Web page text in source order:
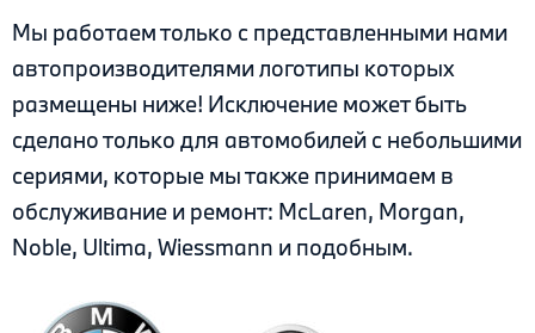
Мы работаем только с представленными нами
автопроизводителями логотипы которых
размещены ниже! Исключение может быть
сделано только для автомобилей с небольшими
сериями, которые мы также принимаем в
обслуживание и ремонт: McLaren, Morgan,
Noble, Ultima, Wiessmann и подобным.